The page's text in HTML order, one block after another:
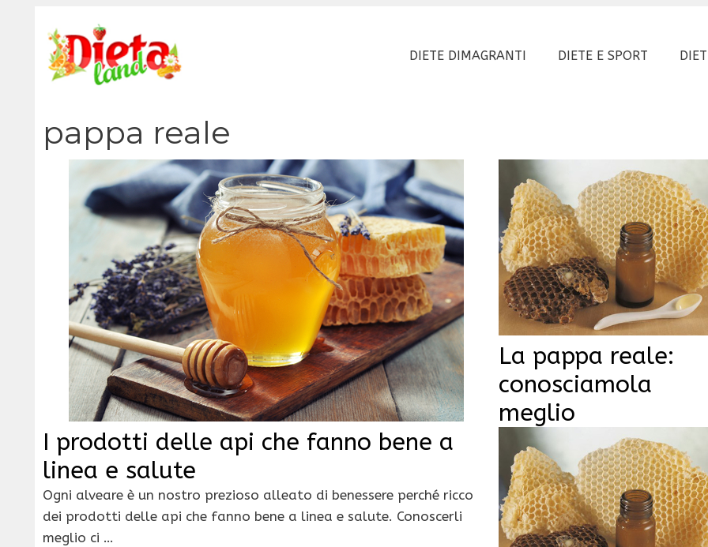
contenuto
DIETE DIMAGRANTI DIETE E SPORT
pappa reale
I prodotti delle api che fanno bene a
linea e salute
Ogni alveare è un nostro prezioso alleato di benessere perché ricco
dei prodotti delle api che fanno bene a linea e salute. Conoscerli
meglio ci …
La pappa reale:
conosciamola
meglio